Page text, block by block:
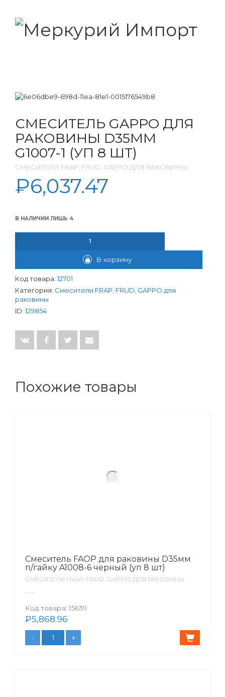
СМЕСИТЕЛЬ GAPPO ДЛЯ
РАКОВИНЫ D35ММ
G1007-1 (УП 8 ШТ)
СМЕСИТЕЛИ FRAP, FRUD, GAPPO ДЛЯ РАКОВИНЫ
₽6,037.47
В НАЛИЧИИ ЛИШЬ 4
В корзину
Код товара: 12701
Категория: Смесители FRAP, FRUD, GAPPO для
раковины
ID: 129854
Похожие товары
Смеситель FAOP для раковины D35мм
п/гайку A1008-6 черный (уп 8 шт)
СМЕСИТЕЛИ FRAP, FRUD, GAPPO ДЛЯ РАКОВИНЫ
Код товара: 15639
₽5,868.96